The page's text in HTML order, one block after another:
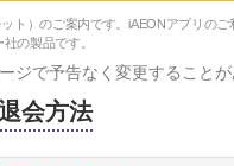
ト）のご案内です。iAEONアプリの
の製品です。
ジで予告なく変更すること
会方法